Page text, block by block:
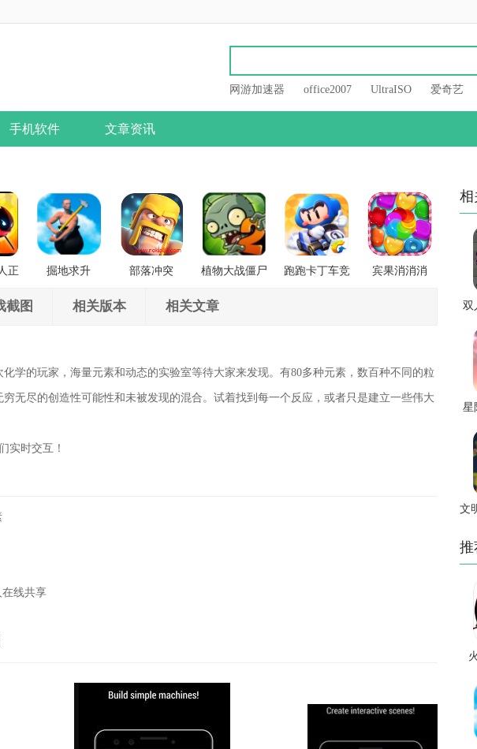
网游加速器 office2007 UltraISO 爱奇艺
手机软件 文章资讯
正
掘地求升 部落冲突
植物大战僵尸
跑跑卡丁车竞
宾果消消消
截图 相关版本 相关文章
化学的玩家，海量元素和动态的实验室等待大家来发现。有80多种元素，数百种不同的粒
穷无尽的创造性可能性和未被发现的混合。试着找到每一个反应，或者只是建立一些伟大
实时交互！
线共享
相
双
星
文
推